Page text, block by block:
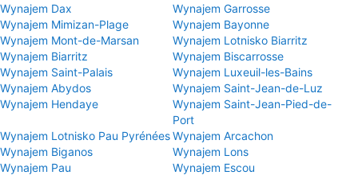
Wynajem Dax
Wynajem Garrosse
Wynajem Mimizan-Plage
Wynajem Bayonne
Wynajem Mont-de-Marsan
Wynajem Lotnisko Biarritz
Wynajem Biarritz
Wynajem Biscarrosse
Wynajem Saint-Palais
Wynajem Luxeuil-les-Bains
Wynajem Abydos
Wynajem Saint-Jean-de-Luz
Wynajem Hendaye
Wynajem Saint-Jean-Pied-de-
Port
Wynajem Lotnisko Pau PyrénéesWynajem Arcachon
Wynajem Biganos
Wynajem Lons
Wynajem Pau
Wynajem Escou